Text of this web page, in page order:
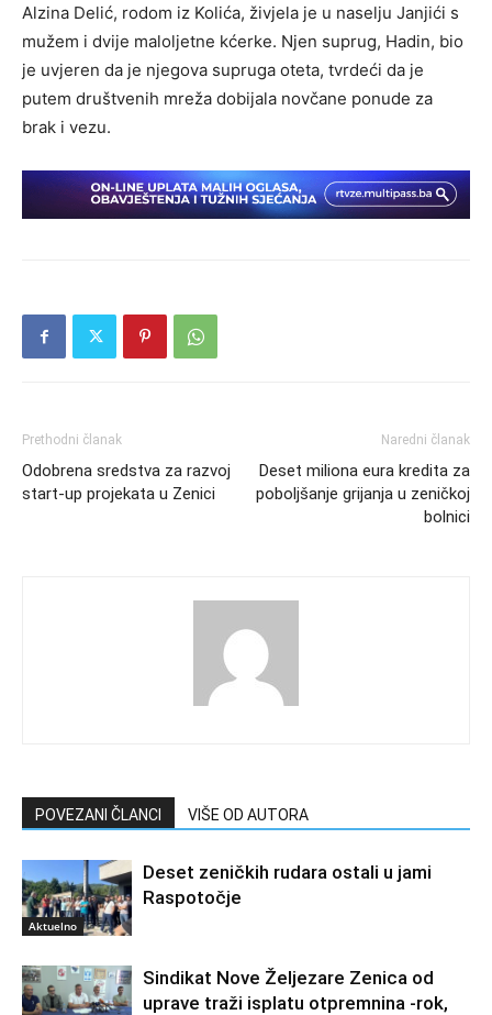
Alzina Delić, rodom iz Kolića, živjela je u naselju Janjići s
mužem i dvije maloljetne kćerke. Njen suprug, Hadin, bio
je uvjeren da je njegova supruga oteta, tvrdeći da je
putem društvenih mreža dobijala novčane ponude za
brak i vezu.
Prethodni članak
Odobrena sredstva za razvoj
start-up projekata u Zenici
Naredni članak
Deset miliona eura kredita za
poboljšanje grijanja u zeničkoj
bolnici
POVEZANI ČLANCI VIŠE OD AUTORA
Aktuelno
Deset zeničkih rudara ostali u jami
Raspotočje
Sindikat Nove Željezare Zenica od
uprave traži isplatu otpremnina -rok,